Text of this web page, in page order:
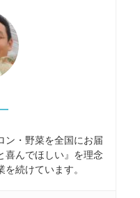
ン・野菜を全国にお届
喜んでほしい』を理念
続けています。